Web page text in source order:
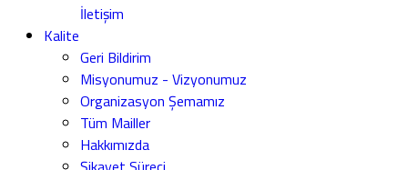
İletişim
Kalite
Geri Bildirim
Misyonumuz - Vizyonumuz
Organizasyon Şemamız
Tüm Mailler
Hakkımızda